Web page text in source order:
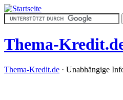
Thema-
Thema-Kredit.de · Unabhängige